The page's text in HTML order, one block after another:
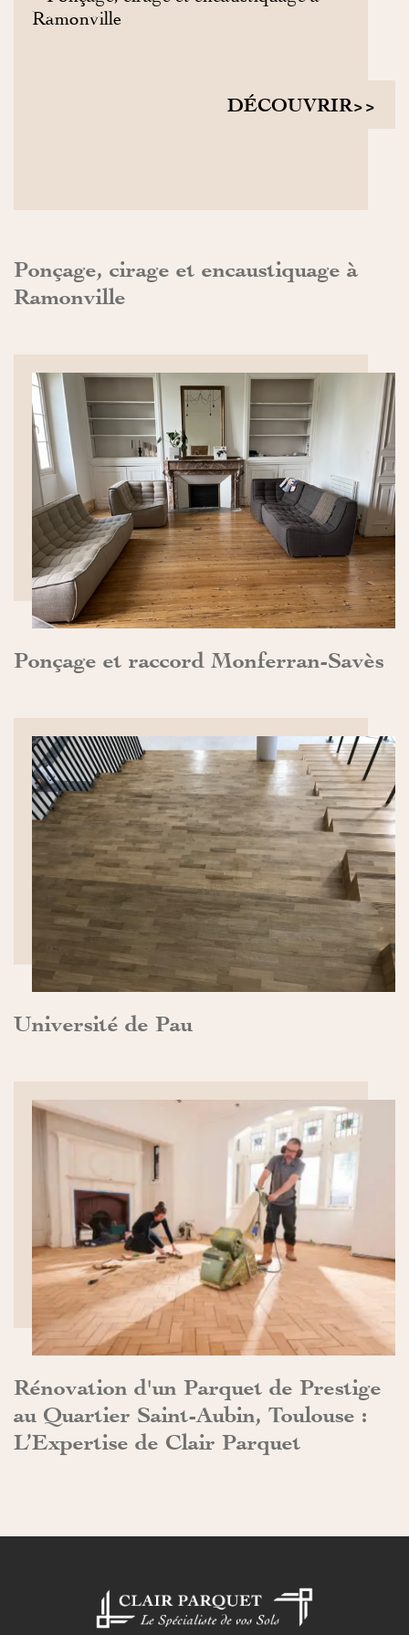
Ponçage, cirage et encaustiquage à
Ramonville
DÉCOUVRIR>>
Ponçage et raccord Monferran-Savès
DÉCOUVRIR>>
Université de Pau
DÉCOUVRIR>>
Rénovation d'un Parquet de Prestige
au Quartier Saint-Aubin, Toulouse :
L’Expertise de Clair Parquet
DÉCOUVRIR>>